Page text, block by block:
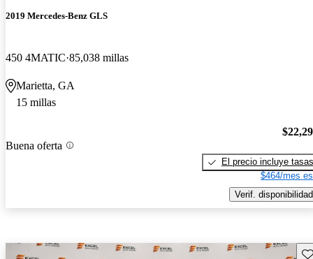
2019 Mercedes-Benz GLS
450 4MATIC 85,038 millas
Marietta, GA
15 millas
Buena oferta
El precio incluye tasas
$464/mes
Verif. disponibilidad